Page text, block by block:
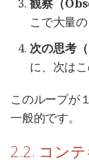
観察（
こで大量
次の思考
に、次は
このループが
一般的です。
2.2. コン